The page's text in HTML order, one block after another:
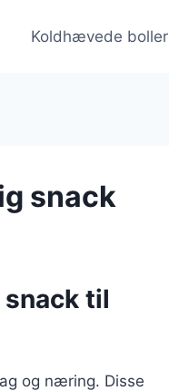
Koldhævede boller
snack
til
og næring. Disse